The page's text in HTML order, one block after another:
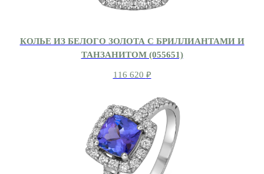
КОЛЬЕ ИЗ БЕЛОГО ЗОЛОТА С БРИЛЛИАНТАМИ И
ТАНЗАНИТОМ (055651)
116 620 ₽